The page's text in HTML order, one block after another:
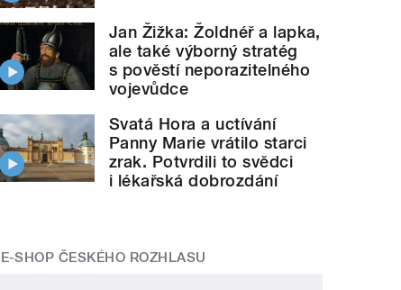
Jan Žižka: Žoldnéř a lapka,
ale také výborný stratég
s pověstí neporazitelného
vojevůdce
Svatá Hora a uctívání
Panny Marie vrátilo starci
zrak. Potvrdili to svědci
i lékařská dobrozdání
E-SHOP ČESKÉHO ROZHLASU